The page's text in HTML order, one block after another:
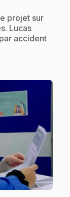
projet sur
Lucas
accident